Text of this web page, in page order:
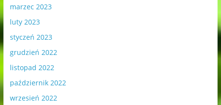
marzec 2023
luty 2023
styczeń 2023
grudzień 2022
listopad 2022
październik 2022
wrzesień 2022